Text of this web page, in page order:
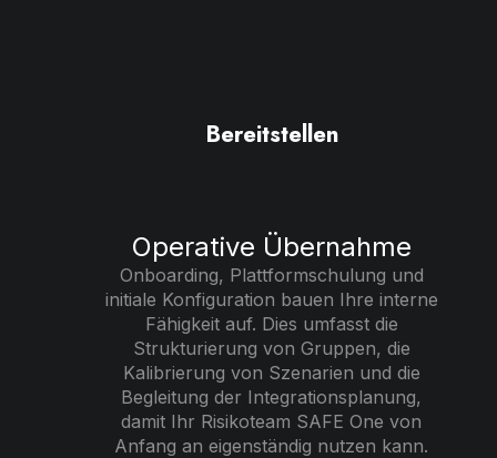
Bereitstellen
Operative Übernahme
Onboarding, Plattformschulung und
initiale Konfiguration bauen Ihre interne
Fähigkeit auf. Dies umfasst die
Strukturierung von Gruppen, die
Kalibrierung von Szenarien und die
Begleitung der Integrationsplanung,
damit Ihr Risikoteam SAFE One von
Anfang an eigenständig nutzen kann.